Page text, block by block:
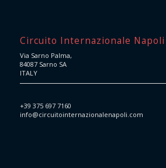
Circuito Internazionale Napoli
Via Sarno Palma,
84087 Sarno SA
ITALY
+39 375 697 7160
info@circuitointernazionalenapoli.com